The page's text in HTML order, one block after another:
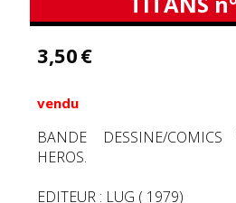
3,50€
vendu
BANDE DESSINE/COMICS
HEROS.
EDITEUR : LUG ( 1979)